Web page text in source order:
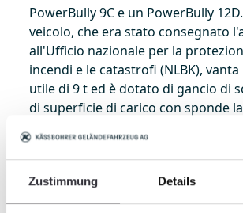
Zustimmung Details
PowerBully 9C e un PowerBully
veicolo, che era stato consegnato
all'Ufficio nazionale per la
incendi e le catastrofi (NLBK),
utile di 9 t ed è dotato di gancio di
di superficie di carico con sponde
asportabili. Questa struttura viene
trasporto di sacchi di sabbia per la
sicurezza degli argini in caso di
secondo veicolo è un PowerBully
cassone ribaltabile e carico utile di